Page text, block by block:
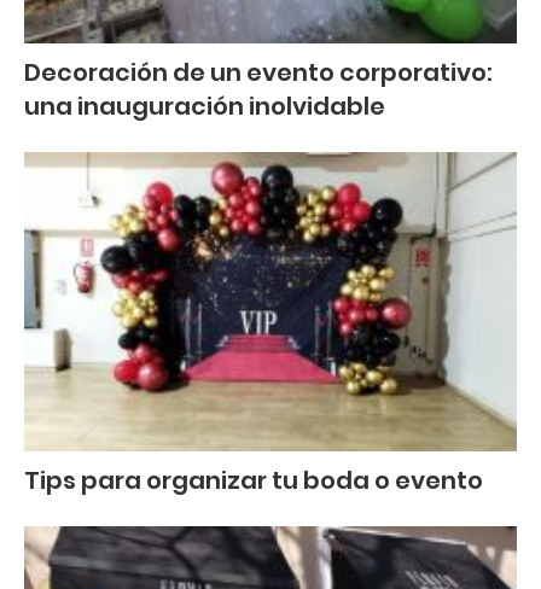
Decoración de un evento corporativo:
una inauguración inolvidable
Tips para organizar tu boda o evento